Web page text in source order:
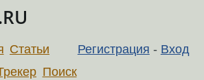
Регистрация - Вход
Статьи
Поиск